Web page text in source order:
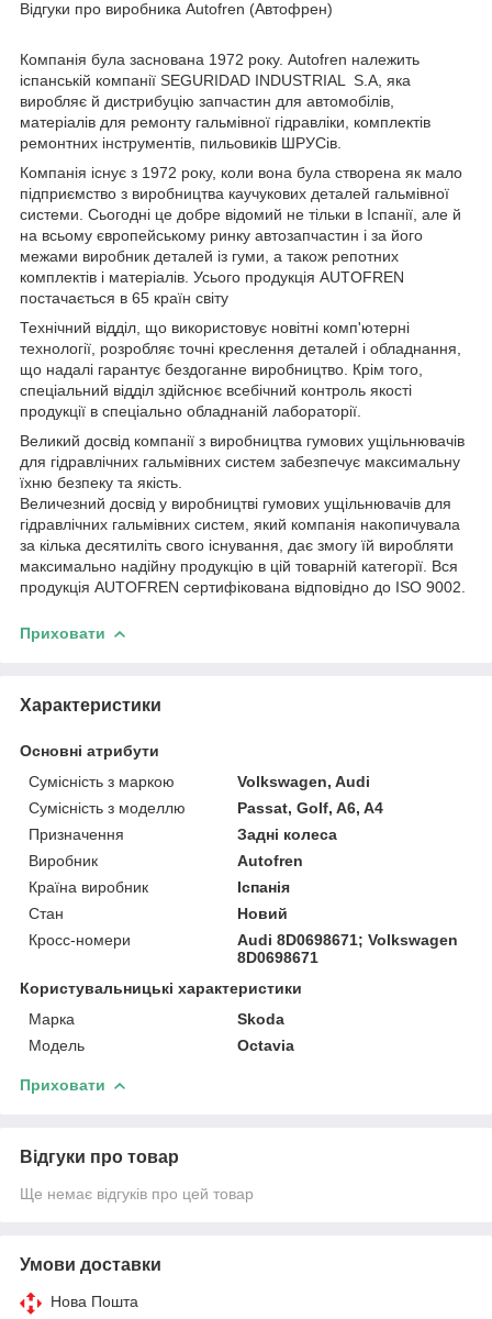
Відгуки про виробника Autofren (Автофрен)
Компанія була заснована 1972 року. Autofren належить
іспанській компанії SEGURIDAD INDUSTRIAL S.A, яка
виробляє й дистрибуцію запчастин для автомобілів,
матеріалів для ремонту гальмівної гідравліки, комплектів
ремонтних інструментів, пильовиків ШРУСів.
Компанія існує з 1972 року, коли вона була створена як мало
підприємство з виробництва каучукових деталей гальмівної
системи. Сьогодні це добре відомий не тільки в Іспанії, але й
на всьому європейському ринку автозапчастин і за його
межами виробник деталей із гуми, а також репотних
комплектів і матеріалів. Усього продукція AUTOFREN
постачається в 65 країн світу
Технічний відділ, що використовує новітні комп'ютерні
технології, розробляє точні креслення деталей і обладнання,
що надалі гарантує бездоганне виробництво. Крім того,
спеціальний відділ здійснює всебічний контроль якості
продукції в спеціально обладнаній лабораторії.
Великий досвід компанії з виробництва гумових ущільнювачів
для гідравлічних гальмівних систем забезпечує максимальну
їхню безпеку та якість.
Величезний досвід у виробництві гумових ущільнювачів для
гідравлічних гальмівних систем, який компанія накопичувала
за кілька десятиліть свого існування, дає змогу їй виробляти
максимально надійну продукцію в цій товарній категорії. Вся
продукція AUTOFREN сертифікована відповідно до ISO 9002.
Приховати
Характеристики
Основні атрибути
Сумісність з маркою
Volkswagen, Audi
Сумісність з моделлю
Passat, Golf, A6, A4
Призначення
Задні колеса
Виробник
Autofren
Країна виробник
Іспанія
Стан
Новий
Кросс-номери
Audi 8D0698671; Volkswagen
8D0698671
Користувальницькі характеристики
Марка
Skoda
Модель
Octavia
Приховати
Відгуки про товар
Ще немає відгуків про цей товар
Умови доставки
Нова Пошта